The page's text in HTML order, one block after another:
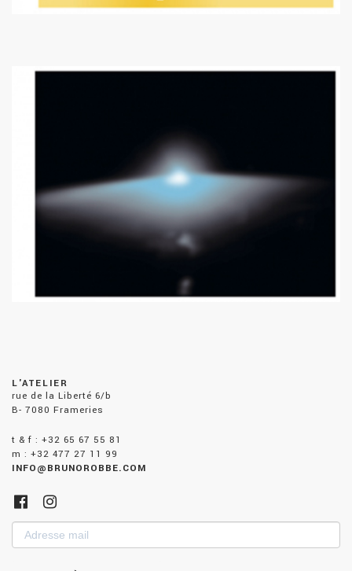
L'ATELIER
rue de la Liberté 6/b
B- 7080 Frameries
t & f : +32 65 67 55 81
m : +32 477 27 11 99
INFO@BRUNOROBBE.COM
Adresse
mail